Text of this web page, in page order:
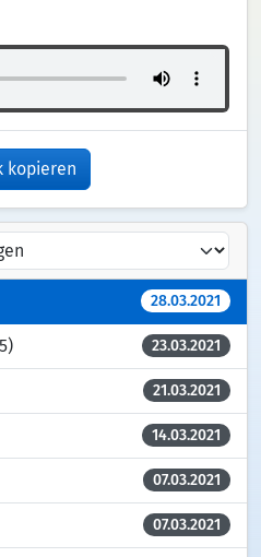
kopieren
28.03.2021
23.03.2021
21.03.2021
14.03.2021
07.03.2021
07.03.2021